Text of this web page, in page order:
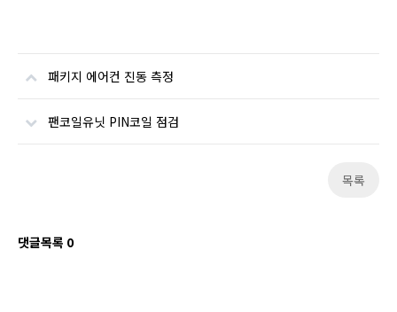
패키지 에어컨 진동 측정
팬코일유닛 PIN코일 점검
목록
댓글목록 0